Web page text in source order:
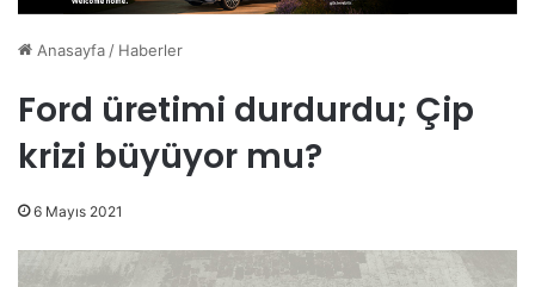
Anasayfa / Haberler
Ford üretimi durdurdu; Çip
krizi büyüyor mu?
6 Mayıs 2021